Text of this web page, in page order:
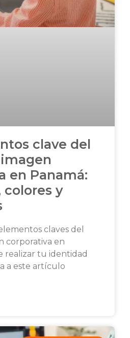
clave del
en Panamá:
colores y
claves del
corporativa en
realizar tu identidad
a este artículo